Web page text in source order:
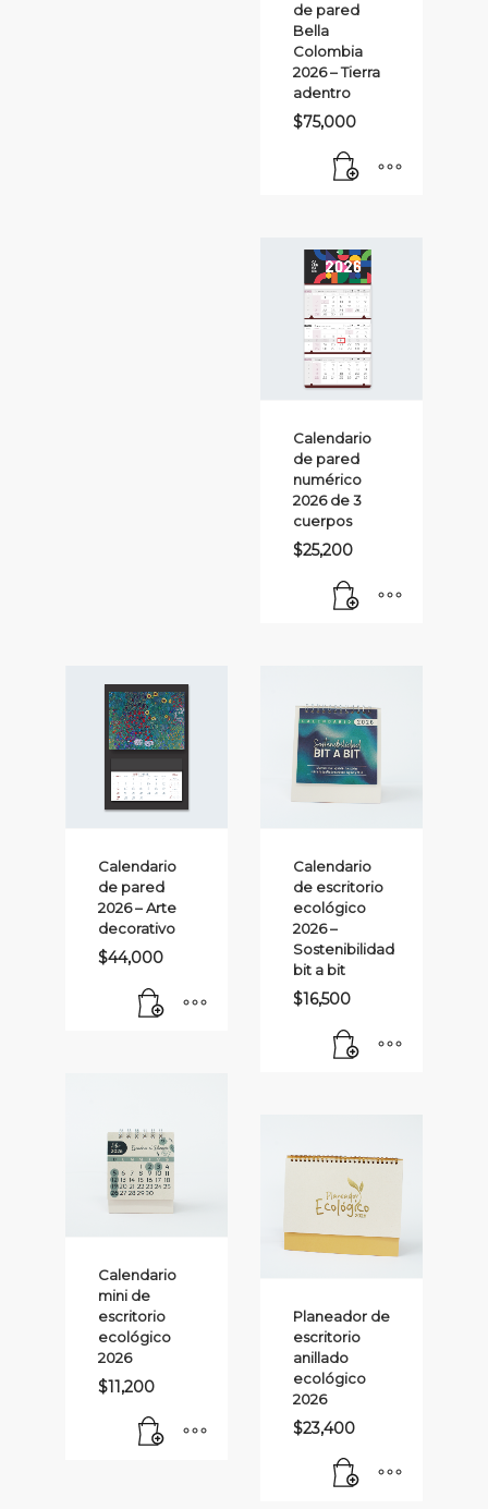
de pared
Bella
Colombia
2026 – Tierra
adentro
$75,000
Calendario
de pared
numérico
2026 de 3
cuerpos
$25,200
Calendario
de pared
2026 – Arte
decorativo
$44,000
Calendario
de escritorio
ecológico
2026 –
Sostenibilidad
bit a bit
$16,500
Calendario
mini de
escritorio
ecológico
2026
$11,200
Planeador de
escritorio
anillado
ecológico
2026
$23,400